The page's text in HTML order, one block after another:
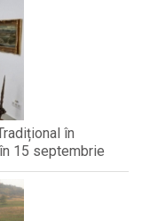
în
15 septembrie